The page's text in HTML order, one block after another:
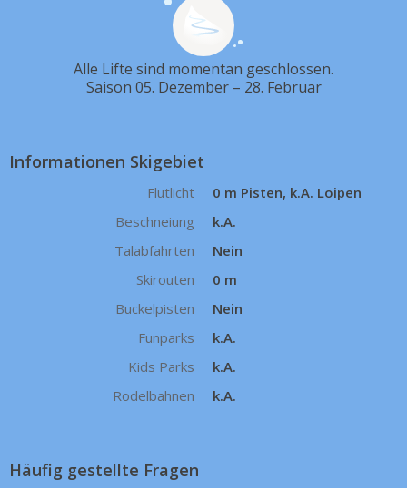
Alle Lifte sind momentan geschlossen.
Saison 05. Dezember – 28. Februar
Informationen Skigebiet
Flutlicht
0 m Pisten, k.A. Loipen
Beschneiung
k.A.
Talabfahrten
Nein
Skirouten
0 m
Buckelpisten
Nein
Funparks
k.A.
Kids Parks
k.A.
Rodelbahnen
k.A.
Häufig gestellte Fragen